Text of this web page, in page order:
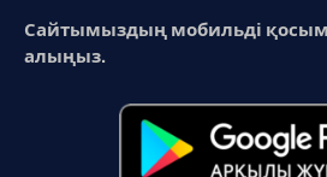
Сайтымыздың мобильді
алыңыз.